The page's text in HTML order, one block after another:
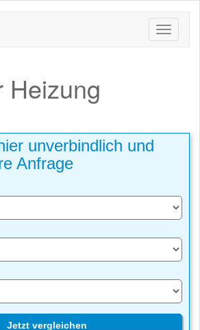
Heizung
unverbindlich und
Anfrage
Jetzt vergleichen